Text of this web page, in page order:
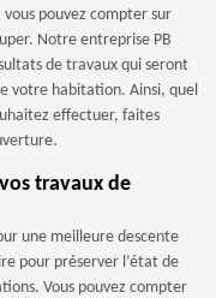
pouvez compter sur
Notre entreprise PB
de travaux qui seront
votre habitation. Ainsi, quel
effectuer, faites
travaux de
une meilleure descente
pour préserver l’état de
Vous pouvez compter